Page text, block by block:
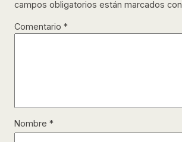
campos obligatorios están marcados con
Comentario *
Nombre *